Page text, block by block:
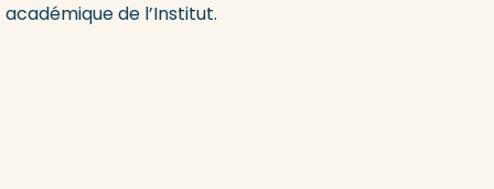
de l’Institut.